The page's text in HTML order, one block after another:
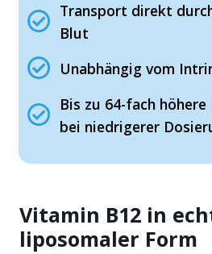
Transport direkt
Blut
Unabhängig vom
Bis zu 64-fach
bei niedrigerer
Vitamin B12 in
liposomaler Form